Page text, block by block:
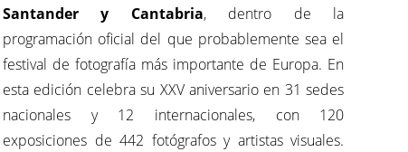
Santander y Cantabria, dentro de la
programación oficial del que probablemente sea el
festival de fotografía más importante de Europa. En
esta edición celebra su XXV aniversario en 31 sedes
nacionales y 12 internacionales, con 120
exposiciones de 442 fotógrafos y artistas visuales.